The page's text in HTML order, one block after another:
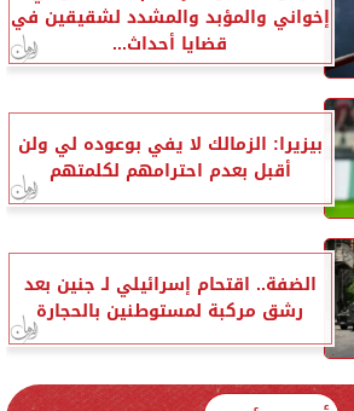
إخواني والمؤبد والمشدد لشقيقين في
قضايا أحداث...
بيزيرا: الزمالك لا يفي بوعوده لي ولن
أقبل بعدم احترامهم لكلمتهم
الضفة.. اقتحام إسرائيلي لـ جنين بعد
رشق مركبة لمستوطنين بالحجارة